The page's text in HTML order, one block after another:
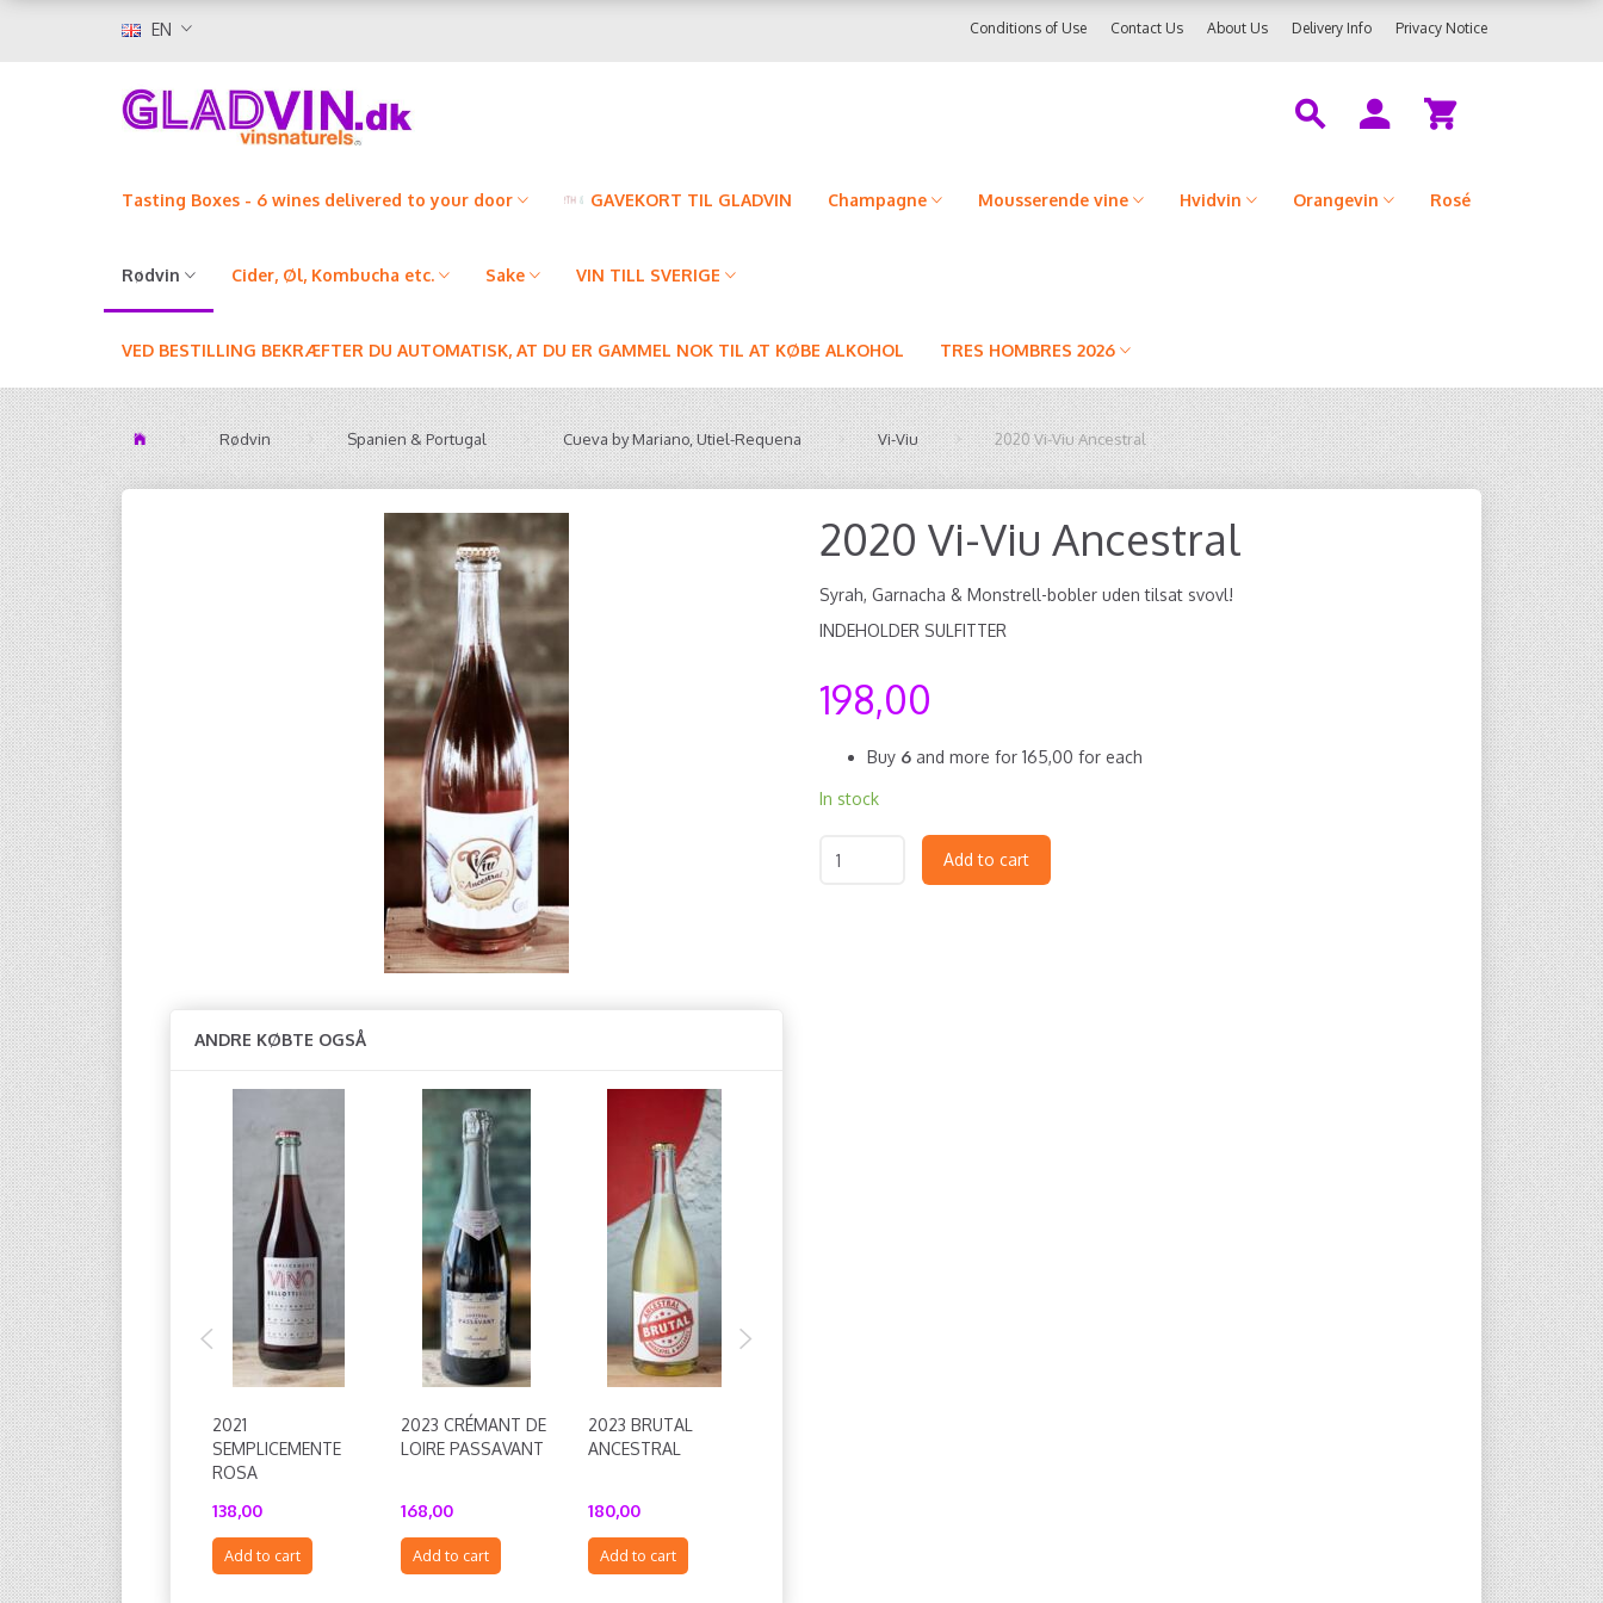
EN Privacy Notice
Delivery Info
About Us
Contact Us
Conditions of Use
Tasting Boxes - 6 wines delivered to your door GAVEKORT TIL GLADVIN Champagne Mousserende vine Hvidvin Orangevin Rosé
Rødvin Cider, Øl, Kombucha etc. Sake VIN TILL SVERIGE
VED BESTILLING BEKRÆFTER DU AUTOMATISK, AT DU ER GAMMEL NOK TIL AT KØBE ALKOHOL TRES HOMBRES 2026
Rødvin Spanien & Portugal Cueva by Mariano, Utiel-Requena Vi-Viu 2020 Vi-Viu Ancestral
ANDRE KØBTE OGSÅ
2021
SEMPLICEMENTE
ROSA
138,00
Add to cart
2023 CRÉMANT DE
LOIRE PASSAVANT
168,00
Add to cart
2023 BRUTAL
ANCESTRAL
180,00
Add to cart
2020 Vi-Viu Ancestral
Syrah, Garnacha & Monstrell-bobler uden tilsat svovl!
INDEHOLDER SULFITTER
198,00
Buy 6 and more for 165,00 for each
In stock
Add to cart